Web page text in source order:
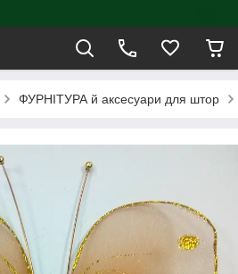
ФУРНІТУРА й аксесуари для штор